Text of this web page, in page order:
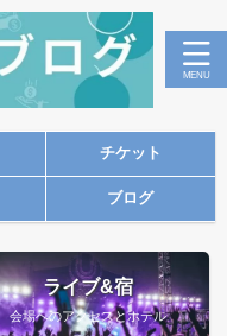
チケット
ブログ
ライブ&宿
会場へのアクセスとホテル